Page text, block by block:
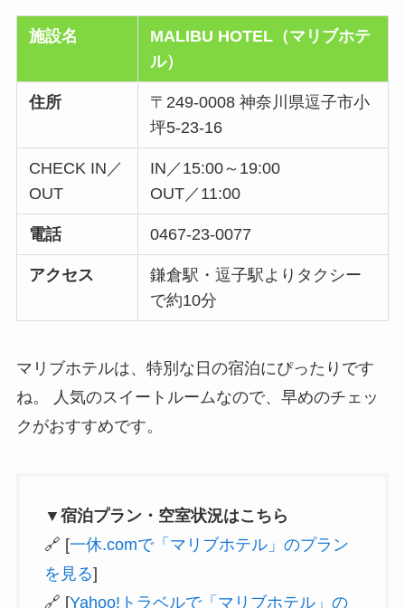
施設名
MALIBU HOTEL（マリブホテ
ル）
住所
〒249-0008 神奈川県逗子市小
坪5-23-16
CHECK IN／
OUT
IN／15:00～19:00
OUT／11:00
電話 0467-23-0077
アクセス
鎌倉駅・逗子駅よりタクシー
で約10分
マリブホテルは、特別な日の宿泊にぴったりです
ね。 人気のスイートルームなので、早めのチェッ
クがおすすめです。
▼宿泊プラン・空室状況はこちら
🔗 [一休.comで「マリブホテル」のプラン
を見る]
🔗 [Yahoo!トラベルで「マリブホテル」の